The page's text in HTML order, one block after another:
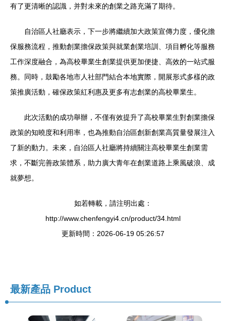
有了更清晰的認識，并對未來的創業之路充滿了期待。
自治區人社廳表示，下一步將繼續加大政策宣傳力度，優化擔
保服務流程，推動創業擔保政策與就業創業培訓、項目孵化等服務
工作深度融合，為高校畢業生創業提供更加便捷、高效的一站式服
務。同時，鼓勵各地市人社部門結合本地實際，開展形式多樣的政
策推廣活動，確保政策紅利惠及更多有志創業的高校畢業生。
此次活動的成功舉辦，不僅有效提升了高校畢業生對創業擔保
政策的知曉度和利用率，也為推動自治區創新創業高質量發展注入
了新的動力。未來，自治區人社廳將持續關注高校畢業生創業需
求，不斷完善政策體系，助力廣大青年在創業道路上乘風破浪、成
就夢想。
如若轉載，請注明出處：
http://www.chenfengyi4.cn/product/34.html
更新時間：2026-06-19 05:26:57
最新產品 Product